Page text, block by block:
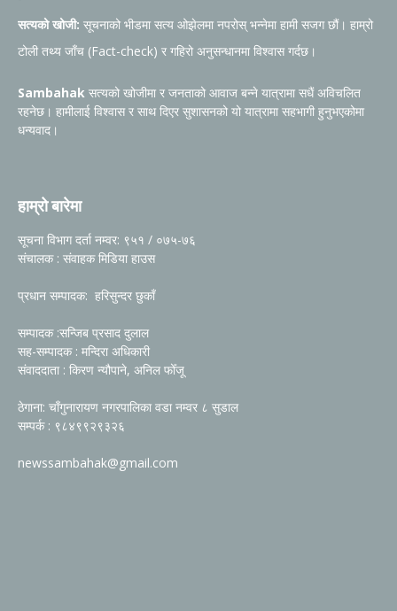
सत्यको खोजी: सूचनाको भीडमा सत्य ओझेलमा नपरोस् भन्नेमा हामी सजग छौं। हाम्रो
टोली तथ्य जाँच (Fact-check) र गहिरो अनुसन्धानमा विश्वास गर्दछ।
Sambahak सत्यको खोजीमा र जनताको आवाज बन्ने यात्रामा सधैं अविचलित
रहनेछ। हामीलाई विश्वास र साथ दिएर सुशासनको यो यात्रामा सहभागी हुनुभएकोमा
धन्यवाद।
हाम्रो बारेमा
सूचना विभाग दर्ता नम्वर: ९५१ / ०७५-७६
संचालक : संवाहक मिडिया हाउस
प्रधान सम्पादक: हरिसुन्दर छुकाँ
सम्पादक :सन्जिब प्रसाद दुलाल
सह-सम्पादक : मन्दिरा अधिकारी
संवाददाता : किरण न्यौपाने, अनिल फोँजू
ठेगाना: चाँगुनारायण नगरपालिका वडा नम्वर ८ सुडाल
सम्पर्क : ९८४९९२९३२६
newssambahak@gmail.com